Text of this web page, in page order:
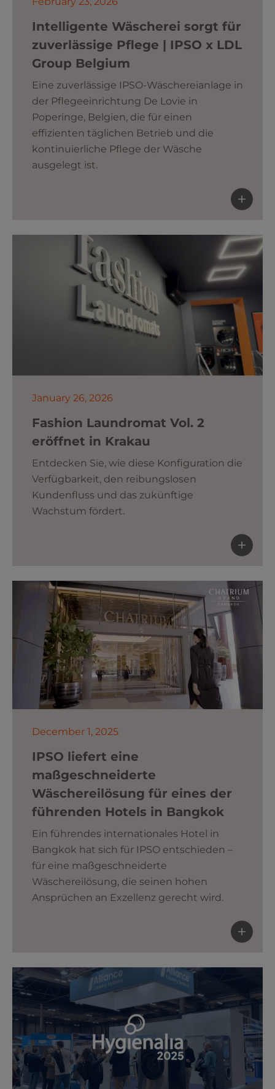
Intelligente Wäscherei sorgt für
zuverlässige Pflege | IPSO x LDL
Group Belgium
Eine zuverlässige IPSO-Wäschereianlage in
der Pflegeeinrichtung De Lovie in
Poperinge, Belgien, die für einen
effizienten täglichen Betrieb und die
kontinuierliche Pflege der Wäsche
ausgelegt ist.
January 26, 2026
Fashion Laundromat Vol. 2
eröffnet in Krakau
Entdecken Sie, wie diese Konfiguration die
Verfügbarkeit, den reibungslosen
Kundenfluss und das zukünftige
Wachstum fördert.
December 1, 2025
IPSO liefert eine
maßgeschneiderte
Wäschereilösung für eines der
führenden Hotels in Bangkok
Ein führendes internationales Hotel in
Bangkok hat sich für IPSO entschieden –
für eine maßgeschneiderte
Wäschereilösung, die seinen hohen
Ansprüchen an Exzellenz gerecht wird.